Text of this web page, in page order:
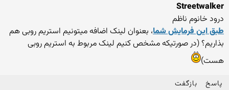
Streetwalker
درود خانوم ناظم
طبق این فرمایش شما، بعنوان لینک اضافه میتونیم استریم روبی هم
بذاریم؟ (در صورتیکه مشخص کنیم لینک مربوط به استریم روبی
هست)
پاسخ بازگفت